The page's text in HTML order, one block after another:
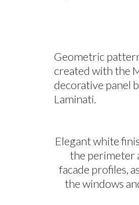
Geometric
created with the
decorative panel
Laminati.
Elegant white
the perimeter
facade profiles,
the windows